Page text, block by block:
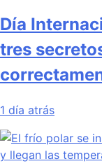
Día
tres
1 día atrás